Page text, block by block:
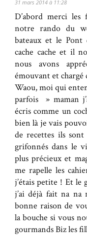
31 mars 2014 à 11:28
D’abord merci les
notre rando du
bateaux et le
cache cache et il
nous avons
émouvant et chargé
Waou, moi qui
parfois » maman
écris comme un
bien là je vais
de recettes ils sont
grifonnés dans le
plus précieux et
me rapelle les
j’étais petite ! Et le
j’ai déjà fait na
bonne raison de
la bouche si vous
gourmands Biz les